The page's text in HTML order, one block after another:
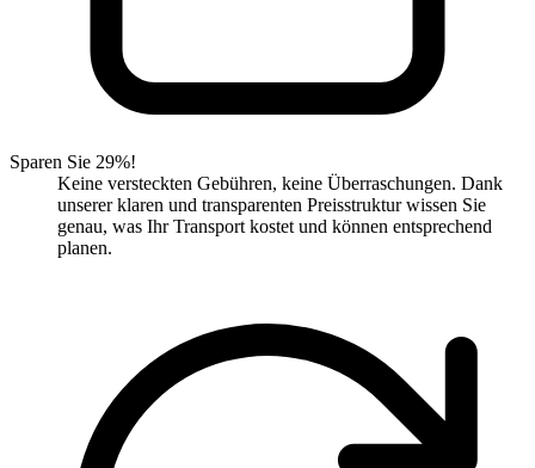
Sparen Sie 29%!
Keine versteckten Gebühren, keine Überraschungen. Dank
unserer klaren und transparenten Preisstruktur wissen Sie
genau, was Ihr Transport kostet und können entsprechend
planen.